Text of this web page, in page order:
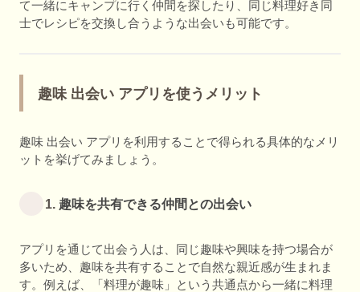
て一緒にキャンプに行く仲間を探したり、同じ料理好き同
士でレシピを交換し合うような出会いも可能です。
趣味 出会い アプリを使うメリット
趣味 出会い アプリを利用することで得られる具体的なメリ
ットを挙げてみましょう。
1. 趣味を共有できる仲間との出会い
アプリを通じて出会う人は、同じ趣味や興味を持つ場合が
多いため、趣味を共有することで自然な親近感が生まれま
す。例えば、「料理が趣味」という共通点から一緒に料理